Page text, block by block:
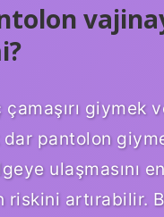
giymek
pantolon
ulaşmasını
riskini artırabilir.